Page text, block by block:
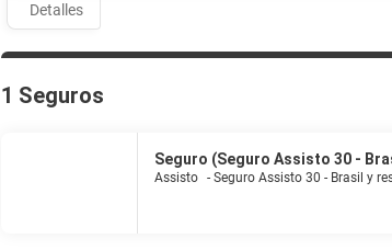
Detalles
1 Seguros
Seguro (Seguro Assisto 30 -
Assisto - Seguro Assisto 30 - Brasil y